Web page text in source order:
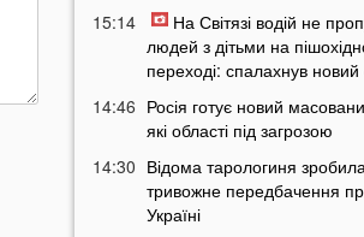
15:14
На Світязі водій не
людей з дітьми на
переході: спалахнув
14:46 Росія готує новий
які області під загрозою
14:30 Відома тарологиня
тривожне передбачення
Україні